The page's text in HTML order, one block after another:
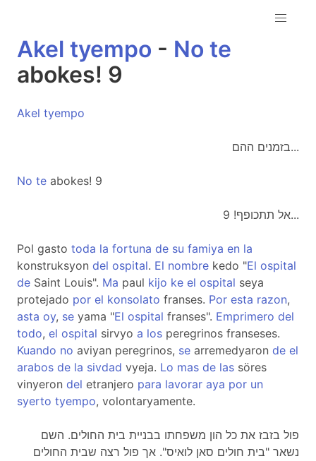
Akel tyempo - No te
abokes! 9
Akel tyempo
בזמנים ההם...
No te abokes! 9
אל תתכופף! 9...
Pol gasto toda la fortuna de su famiya en la
konstruksyon del ospital. El nombre kedo "El ospital
de Saint Louis". Ma paul kijo ke el ospital seya
protejado por el konsolato franses. Por esta razon,
asta oy, se yama "El ospital franses". Emprimero del
todo, el ospital sirvyo a los peregrinos franseses.
Kuando no aviyan peregrinos, se arremedyaron de el
arabos de la sivdad vyeja. Lo mas de las söres
vinyeron del etranjero para lavorar aya por un
syerto tyempo, volontaryamente.
פול בזבז את כל הון משפחתו בבניית בית החולים. השם
נשאר "בית חולים סאן לואיס". אך פול רצה שבית החולים